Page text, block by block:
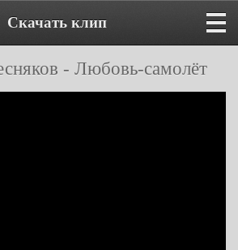
Скачать клип
- Любовь-самолёт